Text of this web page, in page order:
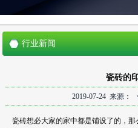
行业新闻
瓷砖的
2019-07-24 来源：
瓷砖想必大家的家中都是铺设了的，